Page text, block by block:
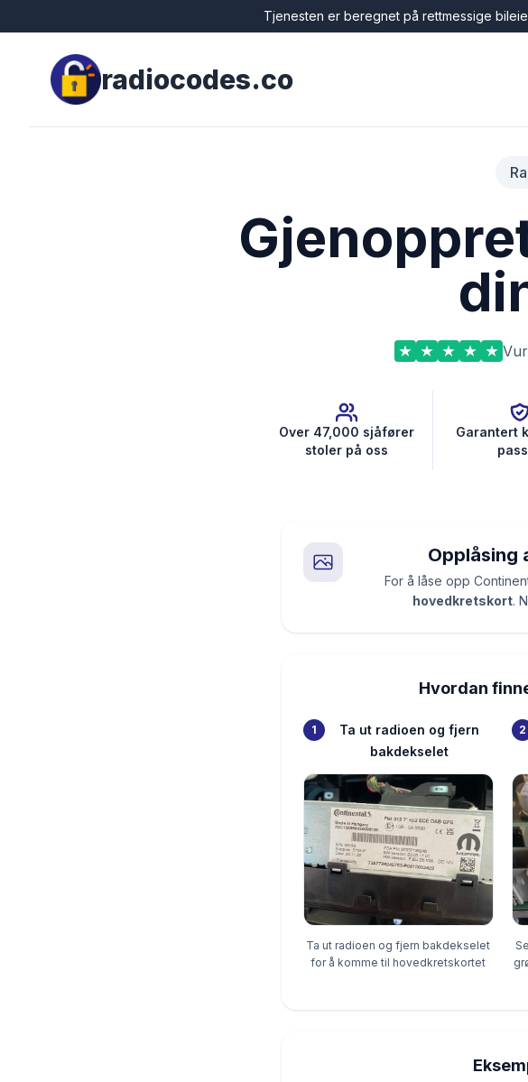
Tjenesten er beregnet på rettmessige
radiocodes.co
Over 47,000 sjåfører
stoler på oss
Garantert
Opplåsing
For å låse opp
hovedkretskort.
Hvordan
1
Ta ut radioen og fjern
bakdekselet
Ta ut radioen og fjern bakdekselet
for å komme til hovedkretskortet
2